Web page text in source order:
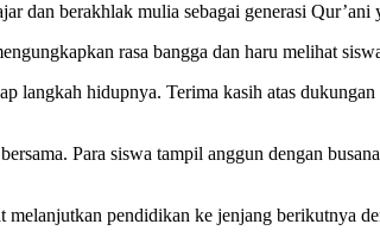
dan berakhlak mulia sebagai generasi
rasa bangga dan haru melihat
langkah hidupnya. Terima kasih atas
Para siswa tampil anggun dengan
pendidikan ke jenjang berikutnya